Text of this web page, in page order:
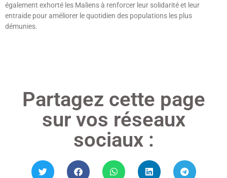
également exhorté les Maliens à renforcer leur solidarité et leur
entraide pour améliorer le quotidien des populations les plus
démunies.
Partagez cette page
sur vos réseaux
sociaux :